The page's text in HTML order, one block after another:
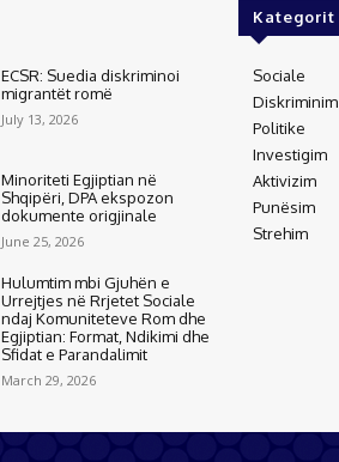
ECSR: Suedia diskriminoi
migrantët romë
July 13, 2026
Minoriteti Egjiptian në
Shqipëri, DPA ekspozon
dokumente origjinale
June 25, 2026
Hulumtim mbi Gjuhën e
Urrejtjes në Rrjetet Sociale
ndaj Komuniteteve Rom dhe
Egjiptian: Format, Ndikimi dhe
Sfidat e Parandalimit
March 29, 2026
Kategorit
Sociale
Diskriminim
Politike
Investigim
Aktivizim
Punësim
Strehim